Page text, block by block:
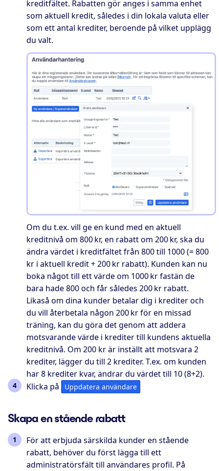
kreditfältet. Rabatten gör anges i samma enhet
som aktuell kredit, således i din lokala valuta eller
som ett antal krediter, beroende på vilket upplägg
du valt.
Om du t.ex. vill ge en kund med en aktuell
kreditnivå om 800 kr, en rabatt om 200 kr, ska du
ändra värdet i kreditfältet från 800 till 1000 (= 800
kr i aktuell kredit + 200 kr rabatt). Kunden kan nu
boka något till ett värde om 1000 kr fastän de
bara hade 800 och får således 200 kr rabatt.
Likaså om dina kunder betalar dig i krediter och
du vill återbetala någon 200 kr för en missad
träning, kan du göra det genom att addera
motsvarande värde i krediter till kundens aktuella
kreditnivå. Om 200 kr är inställt att motsvara 2
krediter, lägger du till 2 krediter. T.ex. om kunden
har 8 krediter kvar, ändrar du värdet till 10 (8+2).
Klicka på
Uppdatera användare
Skapa en stående rabatt
För att erbjuda särskilda kunder en stående
rabatt, behöver du först lägga till ett
administratörsfält till användares profil. På